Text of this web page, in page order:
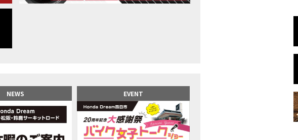
正統派NC750X！大型二輪教習から10年目の素直な感想|Honda NC750X DCT【バイク
MOVIE 女が乗るバイクじゃない？低身長女が検証します
MOVIE 【福井1泊ツーリング】バイク女子、仲悪いって本当？
MOVIE 大型ツアラー！Gold Wing Tour 50th ANNIVWRSARYは女性ライダーでもツーリングを楽し
MOVIE 【Monkey125】初めてモンキー！意外な◯◯へ行って来た【三重ホンダヒート】
NEWS EVENT